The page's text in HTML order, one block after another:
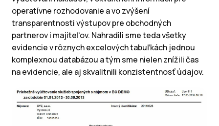
operatívne rozhodovanie a vo zvýšení
transparentnosti výstupov pre obchodných
partnerov i majiteľov. Nahradili sme teda všetky
evidencie v rôznych excelových tabuľkách jednou
komplexnou databázou a tým sme nielen znížili čas
na evidencie, ale aj skvalitnili konzistentnosť údajov.